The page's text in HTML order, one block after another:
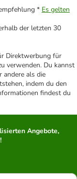
* Es gelten
der letzten 30
Direktwerbung für
verwenden. Du kannst
andere als die
indem du den
findest du
Angebote,